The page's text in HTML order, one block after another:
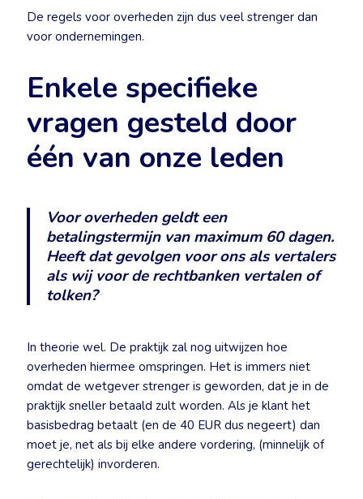
De regels voor overheden zijn dus veel strenger dan
voor ondernemingen.
Enkele specifieke
vragen gesteld door
één van onze leden
Voor overheden geldt een
betalingstermijn van maximum 60 dagen.
Heeft dat gevolgen voor ons als vertalers
als wij voor de rechtbanken vertalen of
tolken?
In theorie wel. De praktijk zal nog uitwijzen hoe
overheden hiermee omspringen. Het is immers niet
omdat de wetgever strenger is geworden, dat je in de
praktijk sneller betaald zult worden. Als je klant het
basisbedrag betaalt (en de 40 EUR dus negeert) dan
moet je, net als bij elke andere vordering, (minnelijk of
gerechtelijk) invorderen.